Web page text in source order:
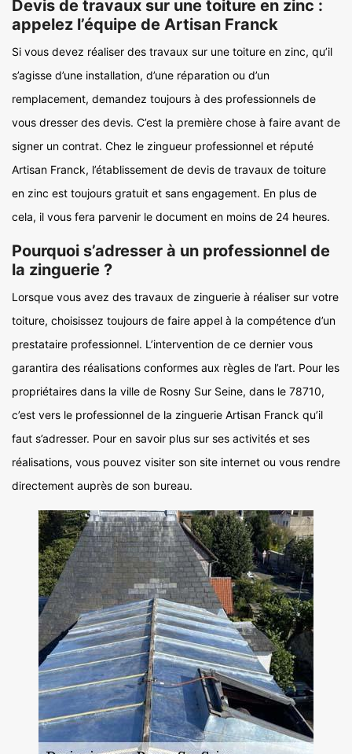
Devis de travaux sur une toiture en zinc :
appelez l’équipe de Artisan Franck
Si vous devez réaliser des travaux sur une toiture en zinc, qu’il
s’agisse d’une installation, d’une réparation ou d’un
remplacement, demandez toujours à des professionnels de
vous dresser des devis. C’est la première chose à faire avant de
signer un contrat. Chez le zingueur professionnel et réputé
Artisan Franck, l’établissement de devis de travaux de toiture
en zinc est toujours gratuit et sans engagement. En plus de
cela, il vous fera parvenir le document en moins de 24 heures.
Pourquoi s’adresser à un professionnel de
la zinguerie ?
Lorsque vous avez des travaux de zinguerie à réaliser sur votre
toiture, choisissez toujours de faire appel à la compétence d’un
prestataire professionnel. L’intervention de ce dernier vous
garantira des réalisations conformes aux règles de l’art. Pour les
propriétaires dans la ville de Rosny Sur Seine, dans le 78710,
c’est vers le professionnel de la zinguerie Artisan Franck qu’il
faut s’adresser. Pour en savoir plus sur ses activités et ses
réalisations, vous pouvez visiter son site internet ou vous rendre
directement auprès de son bureau.